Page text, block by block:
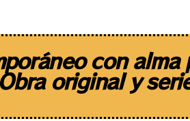
con alma
original y